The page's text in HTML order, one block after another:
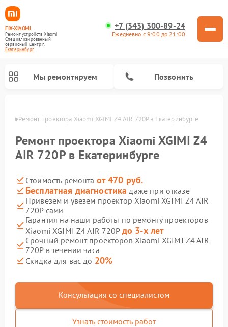
FIX-XIAOMI
Ремонт устройств Xiaomi
Специализированный
cервисный центр г.
Екатеринбург
+7 (343) 300-89-24
Ежедневно с 9:00 до 21:00
Мы ремонтируем Позвонить
Ремонт проектора Xiaomi XGIMI Z4 AIR 720P в Екатеринбурге
Ремонт проектора Xiaomi XGIMI Z4
AIR 720P в Екатеринбурге
Стоимость ремонта от 470 руб.
Бесплатная диагностика даже при отказе
Привезем и увезем проектор Xiaomi XGIMI Z4 AIR
720P сами
Гарантия на наши работы по ремонту проекторов
Xiaomi XGIMI Z4 AIR 720P до 3-х лет
Срочный ремонт проекторов Xiaomi XGIMI Z4 AIR
720P в течении часа
Скидка для вас до 20%
Консультация со специалистом
Узнать стоимость работ